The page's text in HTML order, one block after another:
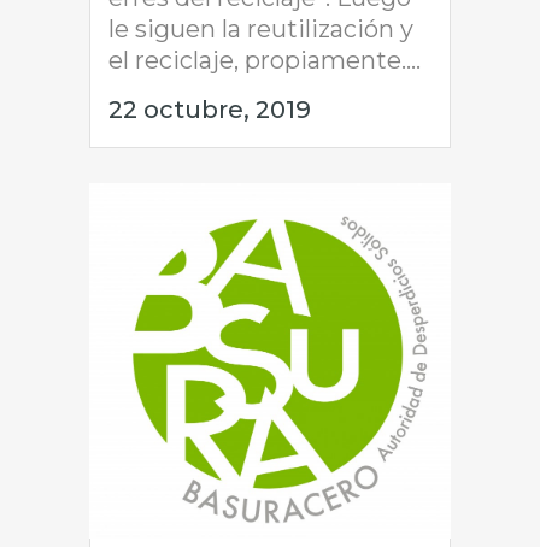
le siguen la reutilización y
el reciclaje, propiamente....
22 octubre, 2019